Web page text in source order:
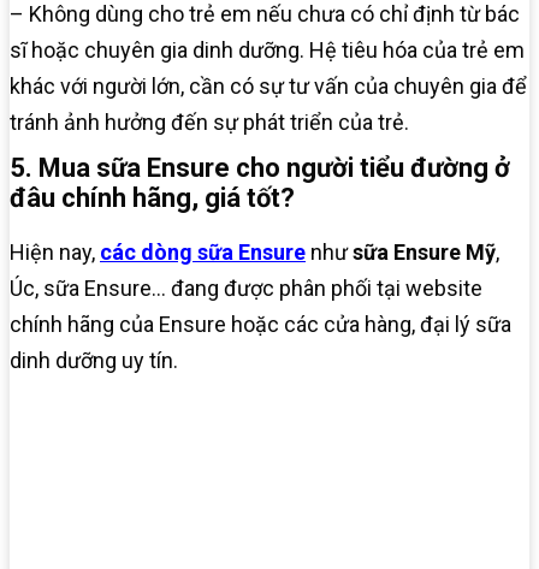
– Không dùng cho trẻ em nếu chưa có chỉ định từ bác
sĩ hoặc chuyên gia dinh dưỡng. Hệ tiêu hóa của trẻ em
khác với người lớn, cần có sự tư vấn của chuyên gia để
tránh ảnh hưởng đến sự phát triển của trẻ.
5. Mua sữa Ensure cho người tiểu đường ở
đâu chính hãng, giá tốt?
Hiện nay, các dòng sữa Ensure nhưsữa Ensure Mỹ,
Úc, sữa Ensure… đang được phân phối tại website
chính hãng của Ensure hoặc các cửa hàng, đại lý sữa
dinh dưỡng uy tín.